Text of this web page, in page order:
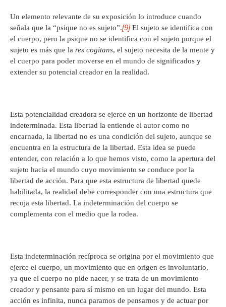
Un elemento relevante de su exposición lo introduce cuando
señala que la “psique no es sujeto”.[9]El sujeto se identifica con
el cuerpo, pero la psique no se identifica con el sujeto porque el
sujeto es más que la res cogitans, el sujeto necesita de la mente y
el cuerpo para poder moverse en el mundo de significados y
extender su potencial creador en la realidad.
Esta potencialidad creadora se ejerce en un horizonte de libertad
indeterminada. Esta libertad la entiende el autor como no
encarnada, la libertad no es una condición del sujeto, aunque se
encuentra en la estructura de la libertad. Esta idea se puede
entender, con relación a lo que hemos visto, como la apertura del
sujeto hacia el mundo cuyo movimiento se conduce por la
libertad de acción. Para que esta estructura de libertad quede
habilitada, la realidad debe corresponder con una estructura que
recoja esta libertad. La indeterminación del cuerpo se
complementa con el medio que la rodea.
Esta indeterminación recíproca se origina por el movimiento que
ejerce el cuerpo, un movimiento que en origen es involuntario,
ya que el cuerpo no pide nacer, y se trata de un movimiento
creador y pensante para sí mismo en un lugar del mundo. Esta
acción es infinita, nunca paramos de pensarnos y de actuar por